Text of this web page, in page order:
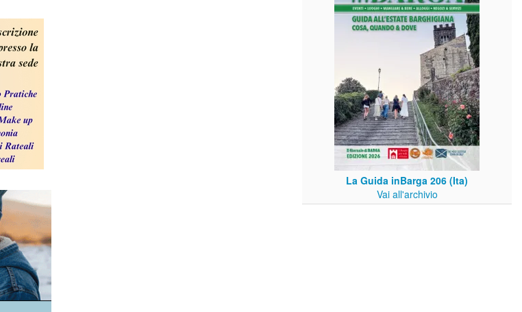
La Guida inBarga 206 (Ita)
Vai all'archivio